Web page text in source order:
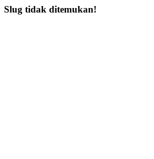
Slug tidak ditemukan!